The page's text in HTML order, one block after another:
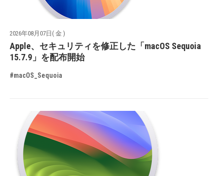
2026年08月07日( 金 )
Apple、セキュリティを修正した「macOS Sequoia
15.7.9」を配布開始
#macOS_Sequoia